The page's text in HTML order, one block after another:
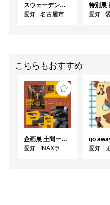
スウェーデン・テキスタイル 暮らしと自然に息づく北欧デザイン
愛知
名古屋市美術館
愛知
愛
こちらもおすすめ
企画展 土間ーつくって、つかって、再発見ー
愛知
INAXライブミュージアム
愛知
まな